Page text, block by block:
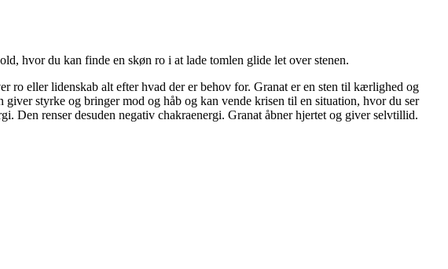
hvor du kan finde en skøn ro i at lade tomlen glide let over stenen.
ro eller lidenskab alt efter hvad der er behov for. Granat er en sten til kærlighed og
styrke og bringer mod og håb og kan vende krisen til en situation, hvor du ser
Den renser desuden negativ chakraenergi. Granat åbner hjertet og giver selvtillid.